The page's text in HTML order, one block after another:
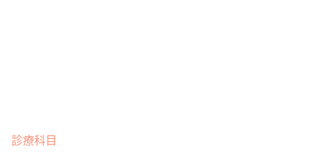
診療科目